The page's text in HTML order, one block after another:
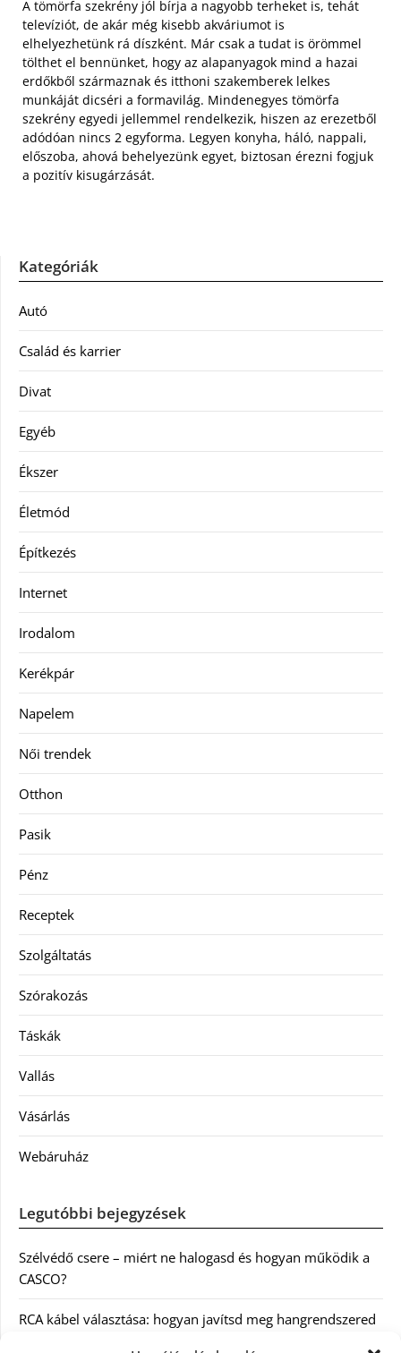
A tömörfa szekrény jól bírja a nagyobb terheket is, tehát
televíziót, de akár még kisebb akváriumot is
elhelyezhetünk rá díszként. Már csak a tudat is örömmel
tölthet el bennünket, hogy az alapanyagok mind a hazai
erdőkből származnak és itthoni szakemberek lelkes
munkáját dicséri a formavilág. Mindenegyes tömörfa
szekrény egyedi jellemmel rendelkezik, hiszen az erezetből
adódóan nincs 2 egyforma. Legyen konyha, háló, nappali,
előszoba, ahová behelyezünk egyet, biztosan érezni fogjuk
a pozitív kisugárzását.
Kategóriák
Autó
Család és karrier
Divat
Egyéb
Ékszer
Életmód
Építkezés
Internet
Irodalom
Kerékpár
Napelem
Női trendek
Otthon
Pasik
Pénz
Receptek
Szolgáltatás
Szórakozás
Táskák
Vallás
Vásárlás
Webáruház
Legutóbbi bejegyzések
Szélvédő csere – miért ne halogasd és hogyan működik a
CASCO?
RCA kábel választása: hogyan javítsd meg hangrendszered